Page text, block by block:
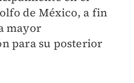
de México, a fin
mayor
para su posterior